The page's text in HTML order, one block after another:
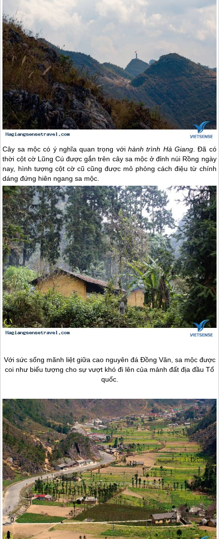
Cây sa mộc có ý nghĩa quan trọng vớihành trình Hà Giang. Đã có
thời cột cờ Lũng Cú được gắn trên cây sa mộc ở đỉnh núi Rồng ngày
nay, hình tượng cột cờ cũ cũng được mô phỏng cách điệu từ chính
dáng đứng hiên ngang sa mộc.
Với sức sống mãnh liệt giữa cao nguyên đá Đồng Văn, sa mộc được
coi như biểu tượng cho sự vượt khó đi lên của mảnh đất địa đầu Tổ
quốc.